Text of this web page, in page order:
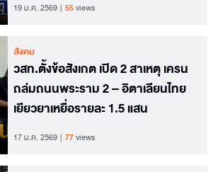
19 ม.ค. 2569 55views
สังคม
วสท.ตั้งข้อสังเกต เปิด 2 สาเหตุ เครน
ถล่มถนนพระราม 2 – อิตาเลียนไทย
เยียวยาเหยื่อรายละ 1.5 แสน
17 ม.ค. 2569 77views